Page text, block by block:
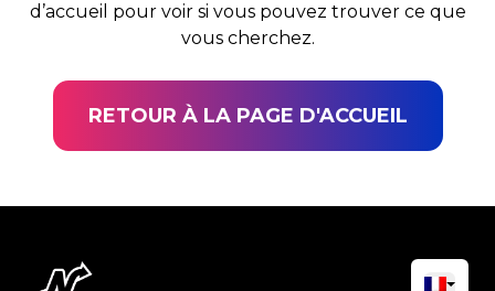
d’accueil pour voir si vous pouvez trouver ce que
vous cherchez.
RETOUR À LA PAGE D'ACCUEIL